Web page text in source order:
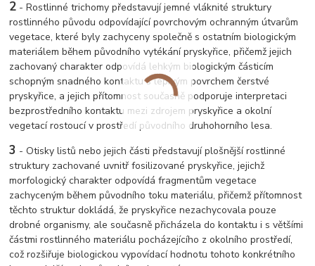
2 - Rostlinné trichomy představují jemné vláknité struktury
rostlinného původu odpovídající povrchovým ochranným útvarům
vegetace, které byly zachyceny společně s ostatním biologickým
materiálem během původního vytékání pryskyřice, přičemž jejich
zachovaný charakter odpovídá lehkým biologickým částicím
schopným snadného kontaktu s lepivým povrchem čerstvé
pryskyřice, a jejich přítomnost současně podporuje interpretaci
bezprostředního kontaktu mezi zdrojem pryskyřice a okolní
vegetací rostoucí v prostředí původního druhohorního lesa.
3 - Otisky listů nebo jejich části představují plošnější rostlinné
struktury zachované uvnitř fosilizované pryskyřice, jejichž
morfologický charakter odpovídá fragmentům vegetace
zachyceným během původního toku materiálu, přičemž přítomnost
těchto struktur dokládá, že pryskyřice nezachycovala pouze
drobné organismy, ale současně přicházela do kontaktu i s většími
částmi rostlinného materiálu pocházejícího z okolního prostředí,
což rozšiřuje biologickou vypovídací hodnotu tohoto konkrétního